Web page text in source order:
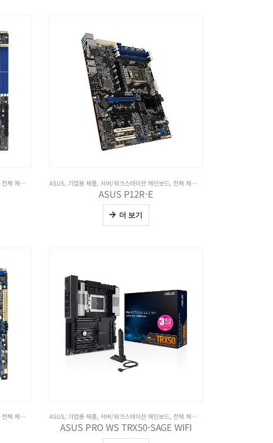
전체 제품보기 ASUS, 기업용 제품, 서버/워크스테이션 메인보드, 전체 제품보기
ASUS P12R-E
더 보기
전체 제품보기 ASUS, 기업용 제품, 서버/워크스테이션 메인보드, 전체 제품보기
ASUS PRO WS TRX50-SAGE WIFI